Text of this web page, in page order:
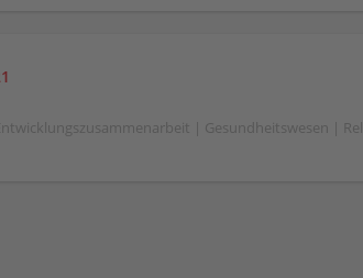
| Gesundheitswesen |